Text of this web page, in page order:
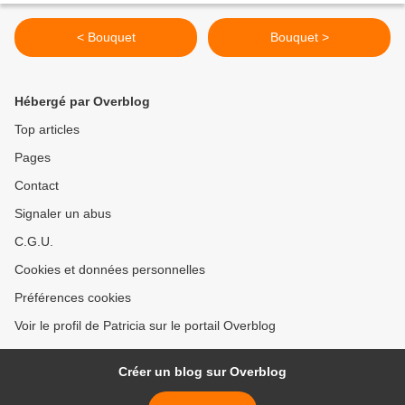
< Bouquet Bouquet >
Hébergé par Overblog
Top articles
Pages
Contact
Signaler un abus
C.G.U.
Cookies et données personnelles
Préférences cookies
Voir le profil de Patricia sur le portail Overblog
Créer un blog sur Overblog